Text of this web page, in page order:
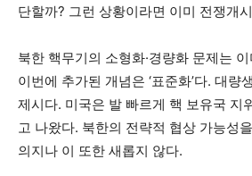
단할까? 그런 상황이라면 이미 전쟁개
북한 핵무기의 소형화·경량화 문제는
이번에 추가된 개념은 ‘표준화’다. 대량
제시다. 미국은 발 빠르게 핵 보유국 지
고 나왔다. 북한의 전략적 협상 가능성
의지나 이 또한 새롭지 않다.